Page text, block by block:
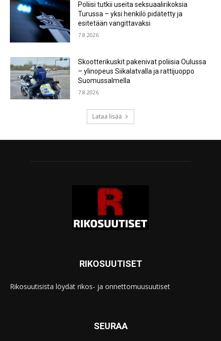
Poliisi tutkii useita seksuaalirikoksia
Turussa – yksi henkilö pidätetty ja
esitetään vangittavaksi
7.8.2026
Skootterikuskit pakenivat poliisia Oulussa
– ylinopeus Siikalatvalla ja rattijuoppo
Suomussalmella
7.8.2026
Lataa lisää
RIKOSUUTISET
Rikosuutisista löydät rikos- ja onnettomuusuutiset
SEURAA